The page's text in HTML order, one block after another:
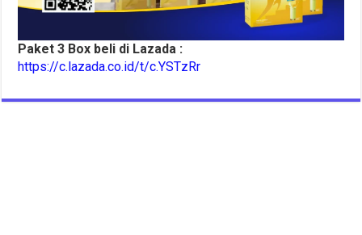
Paket 3 Box beli di Lazada :
https://c.lazada.co.id/t/c.YSTzRr